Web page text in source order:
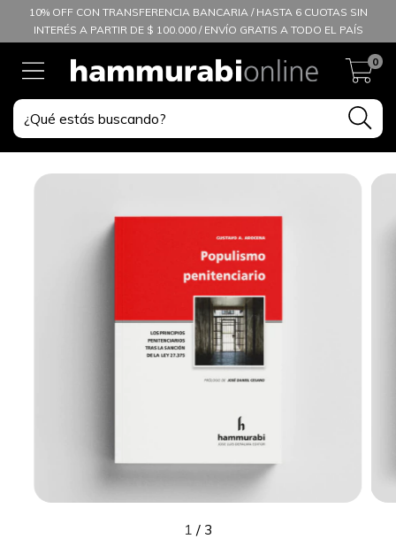
10% OFF CON TRANSFERENCIA BANCARIA / HASTA 6 CUOTAS SIN
INTERÉS A PARTIR DE $ 100.000 / ENVÍO GRATIS A TODO EL PAÍS
0
1 / 3